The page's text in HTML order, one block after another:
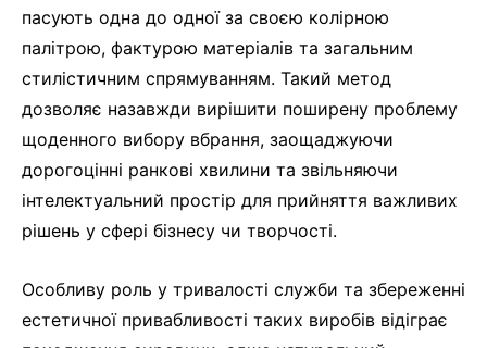
пасують одна до одної за своєю колірною
палітрою, фактурою матеріалів та загальним
стилістичним спрямуванням. Такий метод
дозволяє назавжди вирішити поширену проблему
щоденного вибору вбрання, заощаджуючи
дорогоцінні ранкові хвилини та звільняючи
інтелектуальний простір для прийняття важливих
рішень у сфері бізнесу чи творчості.
Особливу роль у тривалості служби та збереженні
естетичної привабливості таких виробів відіграє